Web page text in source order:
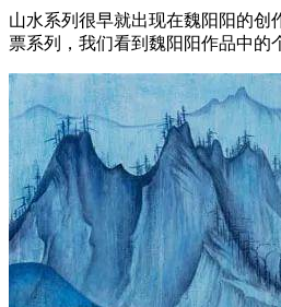
山水系列很早就出现在魏阳阳的
票系列，我们看到魏阳阳作品中的